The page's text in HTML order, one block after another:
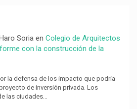
Soriaen Colegio de Arquitectos
con la construcción de la
la defensa de los impacto que podría
de inversión privada. Los
las ciudades…